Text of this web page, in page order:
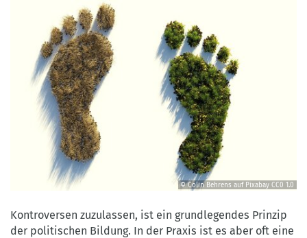
Colin
Behrens
© Colin Behrens auf PixabayCC0 1.0
Kontroversen zuzulassen, ist ein grundlegendes Prinzip
der politischen Bildung. In der Praxis ist es aber oft eine